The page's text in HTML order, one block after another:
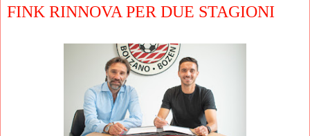
FINK RINNOVA PER DUE STAGIONI